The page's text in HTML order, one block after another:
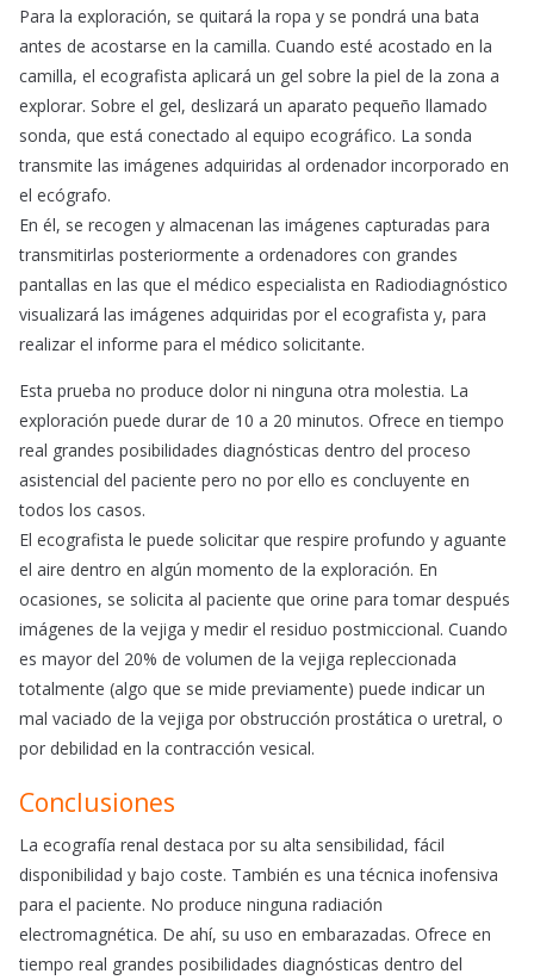
Para la exploración, se quitará la ropa y se pondrá una bata
antes de acostarse en la camilla. Cuando esté acostado en la
camilla, el ecografista aplicará un gel sobre la piel de la zona a
explorar. Sobre el gel, deslizará un aparato pequeño llamado
sonda, que está conectado al equipo ecográfico. La sonda
transmite las imágenes adquiridas al ordenador incorporado en
el ecógrafo.
En él, se recogen y almacenan las imágenes capturadas para
transmitirlas posteriormente a ordenadores con grandes
pantallas en las que el médico especialista en Radiodiagnóstico
visualizará las imágenes adquiridas por el ecografista y, para
realizar el informe para el médico solicitante.
Esta prueba no produce dolor ni ninguna otra molestia. La
exploración puede durar de 10 a 20 minutos. Ofrece en tiempo
real grandes posibilidades diagnósticas dentro del proceso
asistencial del paciente pero no por ello es concluyente en
todos los casos.
El ecografista le puede solicitar que respire profundo y aguante
el aire dentro en algún momento de la exploración. En
ocasiones, se solicita al paciente que orine para tomar después
imágenes de la vejiga y medir el residuo postmiccional. Cuando
es mayor del 20% de volumen de la vejiga repleccionada
totalmente (algo que se mide previamente) puede indicar un
mal vaciado de la vejiga por obstrucción prostática o uretral, o
por debilidad en la contracción vesical.
Conclusiones
La ecografía renal destaca por su alta sensibilidad, fácil
disponibilidad y bajo coste. También es una técnica inofensiva
para el paciente. No produce ninguna radiación
electromagnética. De ahí, su uso en embarazadas. Ofrece en
tiempo real grandes posibilidades diagnósticas dentro del